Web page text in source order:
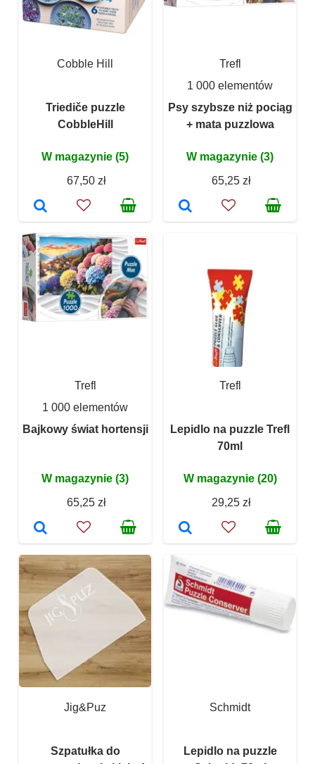
Cobble Hill
Triediče puzzle
CobbleHill
W magazynie (5)
67,50 zł
Trefl
1 000 elementów
Psy szybsze niż pociąg
+ mata puzzlowa
W magazynie (3)
65,25 zł
Trefl
1 000 elementów
Bajkowy świat hortensji
W magazynie (3)
65,25 zł
Trefl
Lepidlo na puzzle Trefl
70ml
W magazynie (20)
29,25 zł
Jig&Puz
Szpatułka do
Schmidt
Lepidlo na puzzle